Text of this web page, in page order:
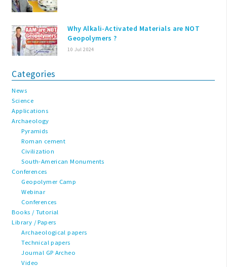
Why Alkali-Activated Materials are NOT
Geopolymers ?
10 Jul 2024
Categories
News
Science
Applications
Archaeology
Pyramids
Roman cement
Civilization
South-American Monuments
Conferences
Geopolymer Camp
Webinar
Conferences
Books / Tutorial
Library / Papers
Archaeological papers
Technical papers
Journal GP Archeo
Video